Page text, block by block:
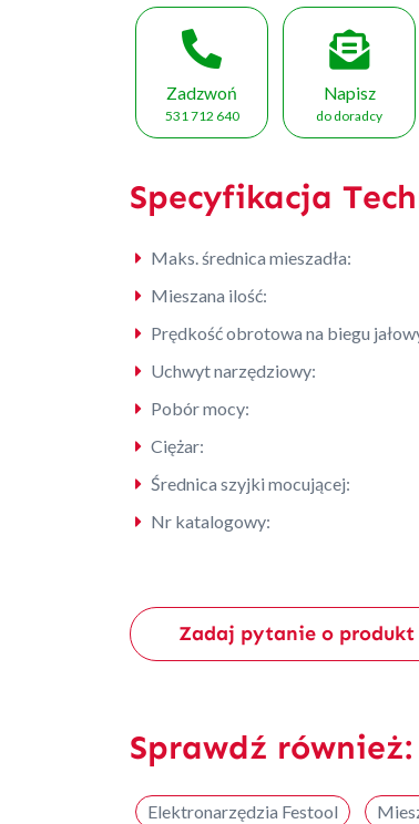
Zadzwoń
531 712 640
Napisz
do doradcy
Specyfikacja
Maks. średnica mieszadła:
Mieszana ilość:
Prędkość obrotowa na biegu
Uchwyt narzędziowy:
Pobór mocy:
Ciężar:
Średnica szyjki mocującej:
Nr katalogowy:
Zadaj pytanie o produkt
Sprawdź również:
Elektronarzędzia Festool